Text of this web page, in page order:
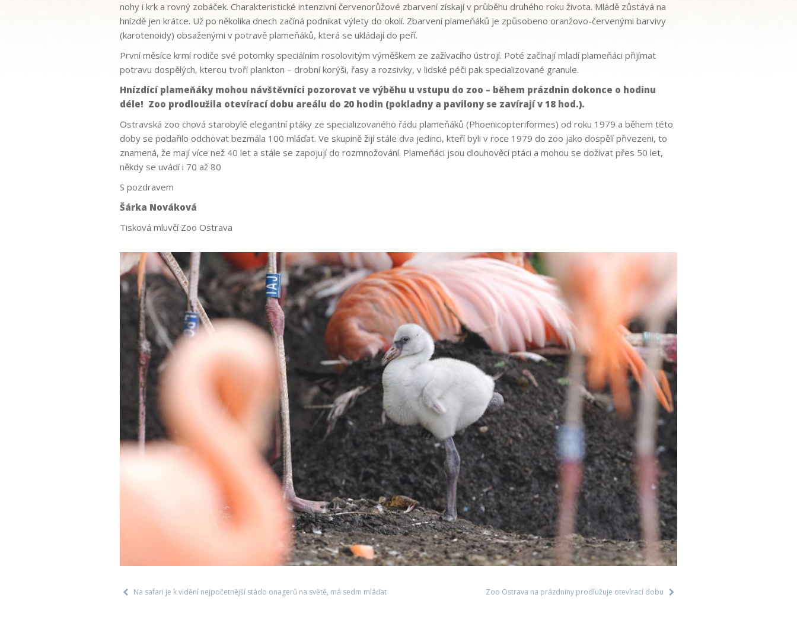
nohy i krk a rovný zobáček. Charakteristické intenzivní červenorůžové zbarvení získají v průběhu druhého roku života. Mládě zůstává na
hnízdě jen krátce. Už po několika dnech začíná podnikat výlety do okolí. Zbarvení plameňáků je způsobeno oranžovo-červenými barvivy
(karotenoidy) obsaženými v potravě plameňáků, která se ukládají do peří.
První měsíce krmí rodiče své potomky speciálním rosolovitým výměškem ze zažívacího ústrojí. Poté začínají mladí plameňáci přijímat
potravu dospělých, kterou tvoří plankton – drobní korýši, řasy a rozsivky, v lidské péči pak specializované granule.
Hnízdící plameňáky mohou návštěvníci pozorovat ve výběhu u vstupu do zoo – během prázdnin dokonce o hodinu
déle! Zoo prodloužila otevírací dobu areálu do 20 hodin (pokladny a pavilony se zavírají v 18 hod.).
Ostravská zoo chová starobylé elegantní ptáky ze specializovaného řádu plameňáků (Phoenicopteriformes) od roku 1979 a během této
doby se podařilo odchovat bezmála 100 mláďat. Ve skupině žijí stále dva jedinci, kteří byli v roce 1979 do zoo jako dospělí přivezeni, to
znamená, že mají více než 40 let a stále se zapojují do rozmnožování. Plameňáci jsou dlouhověcí ptáci a mohou se dožívat přes 50 let,
někdy se uvádí i 70 až 80
S pozdravem
Šárka Nováková
Tisková mluvčí Zoo Ostrava
Na safari je k vidění nejpočetnější stádo onagerů na světě, má sedm mláďat Zoo Ostrava na prázdniny prodlužuje otevírací dobu